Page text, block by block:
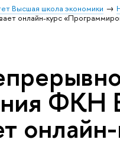
Высшая школа экономики
онлайн-курс